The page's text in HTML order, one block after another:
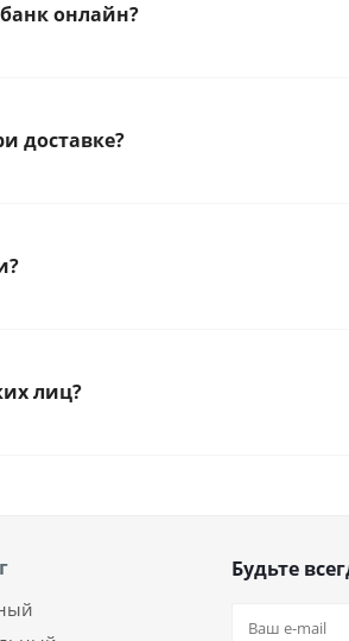
онлайн?
доставке?
лиц?
Будьте